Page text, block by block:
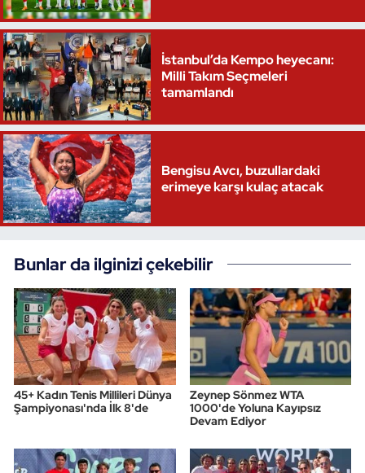
İstanbul’da Kempo heyecanı:
Milli Takım Seçmeleri
tamamlandı
Bengisu Avcı, buzullardaki
erimeye karşı kulaç atacak
Bunlar da ilginizi çekebilir
45+ Kadın Tenis Millileri Dünya
Şampiyonası'nda İlk 8'de
Zeynep Sönmez WTA
1000'de Yoluna Kayıpsız
Devam Ediyor
Triatlon
Voleybol
Vücut Geliştirme Fitness
Wushu Kungfu
Yelken